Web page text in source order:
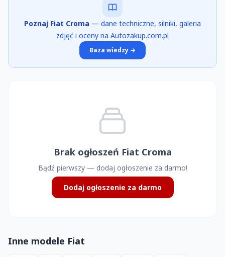
Poznaj Fiat Croma — dane techniczne, silniki, galeria
zdjęć i oceny na Autozakup.com.pl
Baza wiedzy →
Brak ogłoszeń Fiat Croma
Bądź pierwszy — dodaj ogłoszenie za darmo!
Dodaj ogłoszenie za darmo
Inne modele Fiat